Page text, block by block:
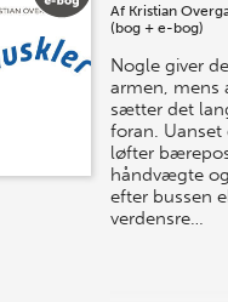
Af Kristian
(bog + e-bog)
Nogle giver
armen, mens
sætter det
foran. Uanset
løfter
håndvægte
efter bussen
verdensre…